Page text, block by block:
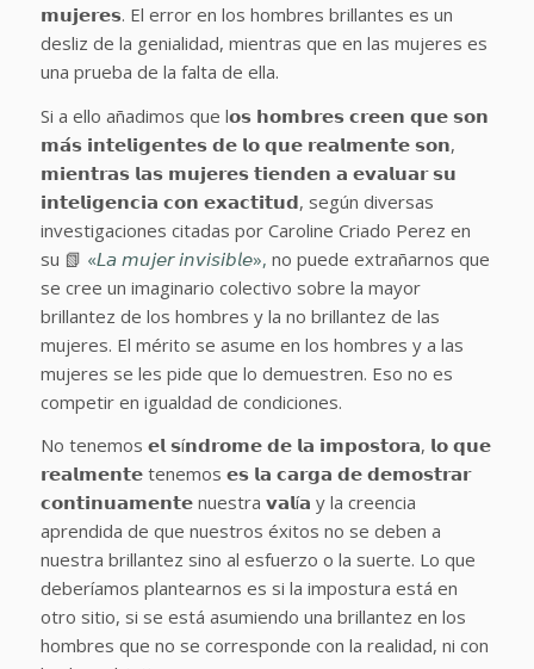
𝗺𝘂𝗷𝗲𝗿𝗲𝘀. El error en los hombres brillantes es un
desliz de la genialidad, mientras que en las mujeres es
una prueba de la falta de ella.
Si a ello añadimos que l𝗼𝘀 𝗵𝗼𝗺𝗯𝗿𝗲𝘀 𝗰𝗿𝗲𝗲𝗻 𝗾𝘂𝗲 𝘀𝗼𝗻
𝗺𝗮́𝘀 𝗶𝗻𝘁𝗲𝗹𝗶𝗴𝗲𝗻𝘁𝗲𝘀 𝗱𝗲 𝗹𝗼 𝗾𝘂𝗲 𝗿𝗲𝗮𝗹𝗺𝗲𝗻𝘁𝗲 𝘀𝗼𝗻,
𝗺𝗶𝗲𝗻𝘁𝗿𝗮𝘀 𝗹𝗮𝘀 𝗺𝘂𝗷𝗲𝗿𝗲𝘀 𝘁𝗶𝗲𝗻𝗱𝗲𝗻 𝗮 𝗲𝘃𝗮𝗹𝘂𝗮𝗿 𝘀𝘂
𝗶𝗻𝘁𝗲𝗹𝗶𝗴𝗲𝗻𝗰𝗶𝗮 𝗰𝗼𝗻 𝗲𝘅𝗮𝗰𝘁𝗶𝘁𝘂𝗱, según diversas
investigaciones citadas por Caroline Criado Perez en
su 📗 «𝘓𝘢 𝘮𝘶𝘫𝘦𝘳 𝘪𝘯𝘷𝘪𝘴𝘪𝘣𝘭𝘦», no puede extrañarnos que
se cree un imaginario colectivo sobre la mayor
brillantez de los hombres y la no brillantez de las
mujeres. El mérito se asume en los hombres y a las
mujeres se les pide que lo demuestren. Eso no es
competir en igualdad de condiciones.
No tenemos 𝗲𝗹 𝘀í𝗻𝗱𝗿𝗼𝗺𝗲 𝗱𝗲 𝗹𝗮 𝗶𝗺𝗽𝗼𝘀𝘁𝗼𝗿𝗮, 𝗹𝗼 𝗾𝘂𝗲
𝗿𝗲𝗮𝗹𝗺𝗲𝗻𝘁𝗲 tenemos 𝗲𝘀 𝗹𝗮 𝗰𝗮𝗿𝗴𝗮 𝗱𝗲 𝗱𝗲𝗺𝗼𝘀𝘁𝗿𝗮𝗿
𝗰𝗼𝗻𝘁𝗶𝗻𝘂𝗮𝗺𝗲𝗻𝘁𝗲 nuestra 𝘃𝗮𝗹í𝗮 y la creencia
aprendida de que nuestros éxitos no se deben a
nuestra brillantez sino al esfuerzo o la suerte. Lo que
deberíamos plantearnos es si la impostura está en
otro sitio, si se está asumiendo una brillantez en los
hombres que no se corresponde con la realidad, ni con